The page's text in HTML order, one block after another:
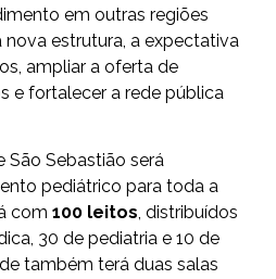
em outras regiões
nova estrutura, a expectativa
ampliar a oferta de
e fortalecer a rede pública
São Sebastião será
pediátrico para toda a
com 100 leitos, distribuídos
30 de pediatria e 10 de
também terá duas salas